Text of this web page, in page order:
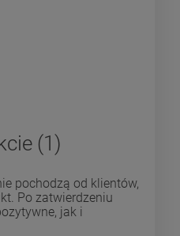
(1)
pochodzą od klientów,
Po zatwierdzeniu
jak i